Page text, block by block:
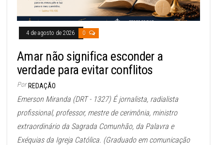
4 de agosto de 2026 0
Amar não significa esconder a
verdade para evitar conflitos
Por REDAÇÃO
Emerson Miranda (DRT - 1327) É jornalista, radialista
profissional, professor, mestre de cerimônia, ministro
extraordinário da Sagrada Comunhão, da Palavra e
Exéquias da Igreja Católica. (Graduado em comunicação